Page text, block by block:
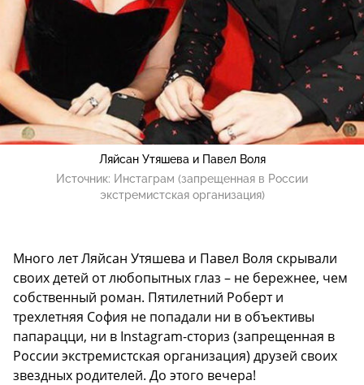
Ляйсан Утяшева и Павел Воля
Источник: Инстаграм (запрещенная в России
экстремистская организация)
Много лет Ляйсан Утяшева и Павел Воля скрывали
своих детей от любопытных глаз – не бережнее, чем
собственный роман. Пятилетний Роберт и
трехлетняя София не попадали ни в объективы
папарацци, ни в Instagram-сториз (запрещенная в
России экстремистская организация) друзей своих
звездных родителей. До этого вечера!